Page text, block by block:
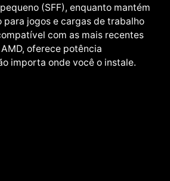
(SFF), enquanto mantém
para jogos e cargas de trabalho
com as mais recentes
oferece potência
importa onde você o instale.